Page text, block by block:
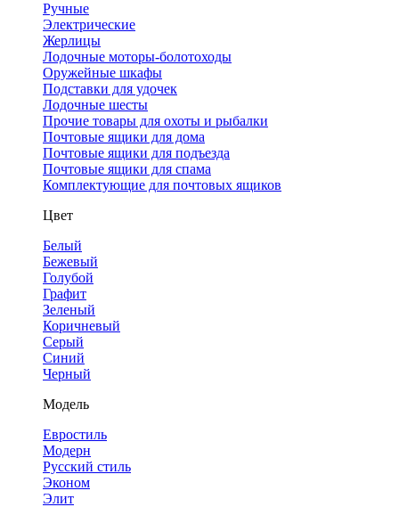
Ручные
Электрические
Жерлицы
Лодочные моторы-болотоходы
Оружейные шкафы
Подставки для удочек
Лодочные шесты
Прочие товары для охоты и рыбалки
Почтовые ящики для дома
Почтовые ящики для подъезда
Почтовые ящики для спама
Комплектующие для почтовых ящиков
Цвет
Белый
Бежевый
Голубой
Графит
Зеленый
Коричневый
Серый
Синий
Черный
Модель
Евростиль
Модерн
Русский стиль
Эконом
Элит